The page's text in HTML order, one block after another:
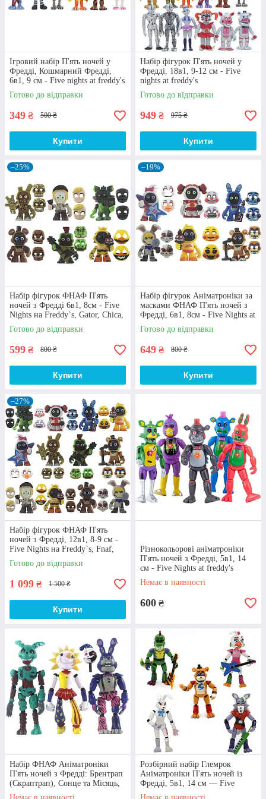
рекомендацій від виробника.
Характерний дизайн
Фігурки аніматроніків виготовлені з надійного
пластику. Окремі моделі мають світлові ефекти і
особливі функції. Наприклад, є іграшки із
(зі знімними частинами). Фігурки мають рухомі
елементи, що робить іграшку більш
функціональною.
Чому іграшки five nights at freddy`s купити
найкраще у магазині "Azolla"
Різномаїття вибору
світу Дісней, конструктори, машинки, аніме
аксесуари, фігурки five nights at freddy`s – купити все
це можна у нас на сайті.
Комфортні умови
Замовляйте декілька товарів з каталогу та отримуйте
знижку (10%)! Такий же бонус Ви одержите при
повторній покупці у нашій онлайн-крамниці.
Постійні покупці можуть користуватися 10-
Бездоганна репутація
Наш загальний стаж роботи становить понад десять
років. За цей час ми заслужили довіру покупців та
отримали чимало гарних відгуків від наших
співвітчизників, більшість з яких вже стали нашими
постійними клієнтами.
Відгуки клієнтів
Ігровий набір П'ять ночей у
Фредді, Кошмарний Фредді,
6в1, 9 см - Five nights at freddy's
Готово до відправки
349 ₴ 500 ₴
Купити
Набір фігурок П'ять ночей у
Фредді, 18в1, 9-12 см - Five
nights at freddy's
Готово до відправки
949 ₴ 975 ₴
Купити
–25%
Набір фігурок ФНАФ П'ять
ночей з Фредді 6в1, 8см - Five
Nights на Freddy`s, Gator, Chica,
Freddy, Vanessa, Foxy
Готово до відправки
599 ₴ 800 ₴
Купити
–19%
Набір фігурок Аніматроніки за
масками ФНАФ П'ять ночей з
Фредді, 6в1, 8см - Five Nights at
Freddy`s, FNAF
Готово до відправки
649 ₴ 800 ₴
Купити
–27%
Набір фігурок ФНАФ П'ять
ночей з Фредді, 12в1, 8-9 см -
Five Nights на Freddy`s, Fnaf,
Chica, Bonnie, Foxy
Готово до відправки
1 099 ₴ 1 500 ₴
Купити
Різнокольорові аніматроніки
П'ять ночей з Фредді, 5в1, 14
см - Five Nights at freddy's
Немає в наявності
600 ₴
Набір ФНАФ Аніматроніки
П'ять ночей з Фредді: Брентрап
(Скраптрап), Сонце та Місяць,
Бонні 14 см
Розбірний набір Глемрок
Аніматроніки П'ять ночей із
Фредді, 5в1, 14 см — Five
Nights at Freddy's